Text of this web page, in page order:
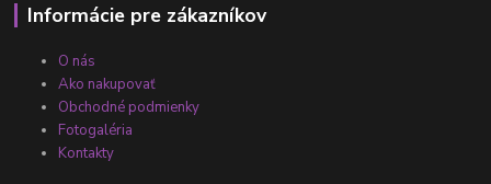
Informácie pre zákazníkov
O nás
Ako nakupovať
Obchodné podmienky
Fotogaléria
Kontakty